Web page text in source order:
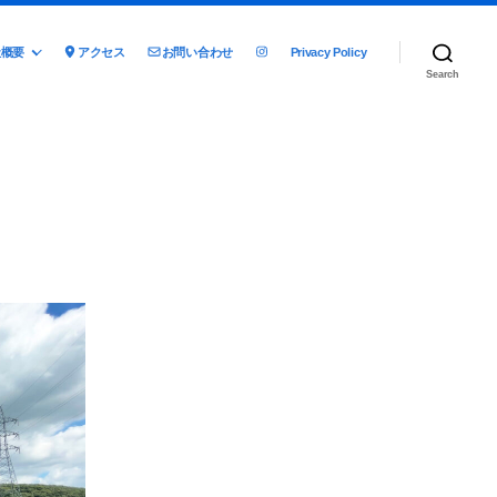
要 アクセス お問い合わせ Privacy Policy
Search